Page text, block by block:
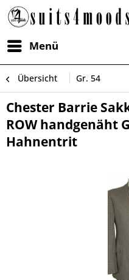
Menü
Übersicht Gr. 54
Chester Barrie
ROW handgenäht
Hahnentrit